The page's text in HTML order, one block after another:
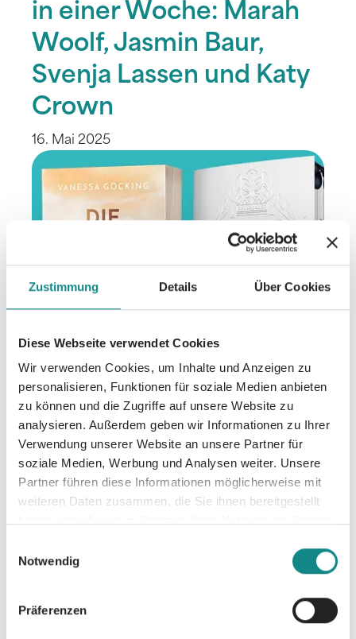
Zustimmung Details Über Cookies
Diese Webseite verwendet Cookies
Wir verwenden Cookies, um Inhalte und Anzeigen zu
personalisieren, Funktionen für soziale Medien anbieten
zu können und die Zugriffe auf unsere Website zu
analysieren. Außerdem geben wir Informationen zu Ihrer
Verwendung unserer Website an unsere Partner für
soziale Medien, Werbung und Analysen weiter. Unsere
Partner führen diese Informationen möglicherweise mit
weiteren Daten zusammen, die Sie ihnen bereitgestellt
Notwendig
Präferenzen
in einer Woche: Marah
Woolf, Jasmin Baur,
Svenja Lassen und Katy
Crown
16. Mai 2025
SPIEGEL Bestseller für
Lara Späth und Vanessa
Göcking
09. Mai 2025